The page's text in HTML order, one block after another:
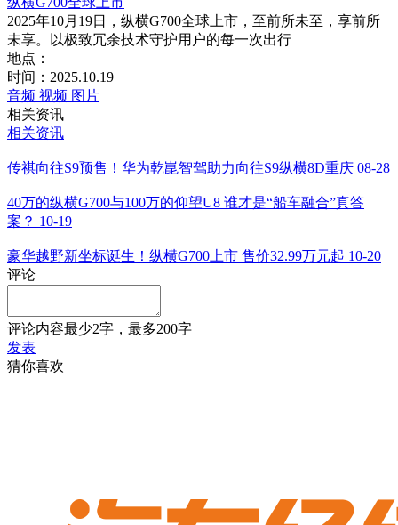
2025年10月19日，纵横G700全球上市，至前所未至，享前所
未享。以极致冗余技术守护用户的每一次出行
地点：
时间：2025.10.19
音频 视频 图片
相关资讯
相关资讯
传祺向往S9预售！华为乾崑智驾助力向往S9纵横8D重庆 08-28
40万的纵横G700与100万的仰望U8 谁才是“船车融合”真答
案？ 10-19
豪华越野新坐标诞生！纵横G700上市 售价32.99万元起 10-20
评论
评论内容最少2字，最多200字
发表
猜你喜欢